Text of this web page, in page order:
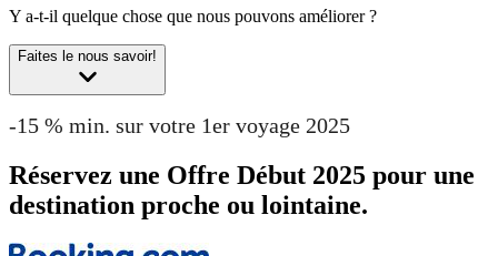
Y a-t-il quelque chose que nous pouvons améliorer ?
Faites le nous savoir!
-15 % min. sur votre 1er voyage 2025
Réservez une Offre Début 2025 pour une
destination proche ou lointaine.